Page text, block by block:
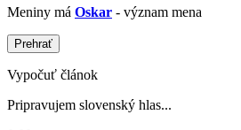
Meniny má Oskar - význam mena
Prehrať
Vypočuť článok
Pripravujem slovenský hlas...